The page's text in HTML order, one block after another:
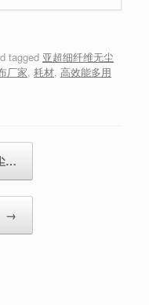
tagged 亚超细纤维无尘
厂家, 耗材, 高效能多用
…
→